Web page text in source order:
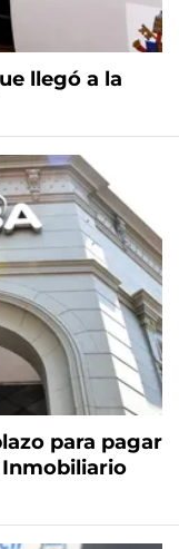
llegó a la
para pagar